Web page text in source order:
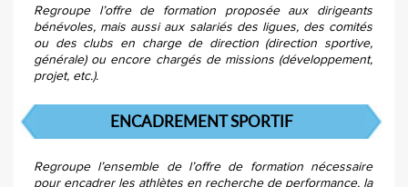
Regroupe l’offre de formation proposée aux dirigeants
bénévoles, mais aussi aux salariés des ligues, des comités
ou des clubs en charge de direction (direction sportive,
générale) ou encore chargés de missions (développement,
projet, etc.).
ENCADREMENT SPORTIF
Regroupe l’ensemble de l’offre de formation nécessaire
pour encadrer les athlètes en recherche de performance, la